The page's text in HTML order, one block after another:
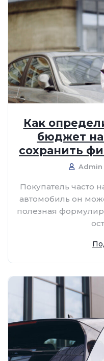
Как
бюджет
сохранить
Admin
Покупатель часто
автомобиль он
полезная